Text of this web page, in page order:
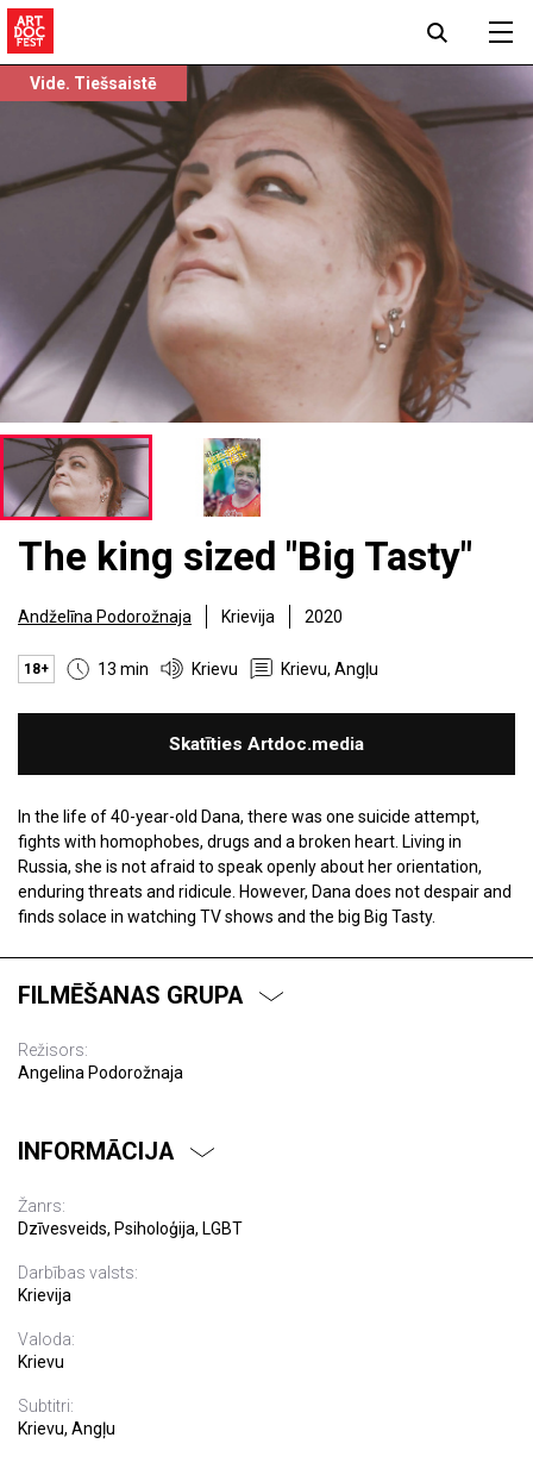
Vide. Tiešsaistē
The king sized "Big Tasty"
Andželīna Podorožnaja Krievija 2020
18+ 13 min Krievu Krievu, Angļu
Skatīties Artdoc.media
In the life of 40-year-old Dana, there was one suicide attempt,
fights with homophobes, drugs and a broken heart. Living in
Russia, she is not afraid to speak openly about her orientation,
enduring threats and ridicule. However, Dana does not despair and
finds solace in watching TV shows and the big Big Tasty.
FILMĒŠANAS GRUPA
Režisors:
Angelina Podorožnaja
INFORMĀCIJA
Žanrs:
Dzīvesveids, Psiholoģija, LGBT
Darbības valsts:
Krievija
Valoda:
Krievu
Subtitri:
Krievu, Angļu